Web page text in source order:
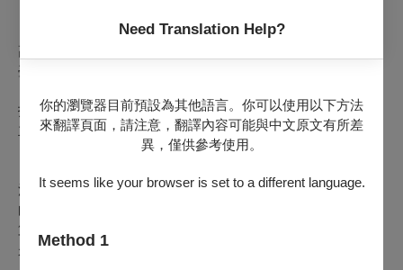
Need Translation Help?
你的瀏覽器目前預設為其他語言。你可以使用以下方法
來翻譯頁面，請注意，翻譯內容可能與中文原文有所差
異，僅供參考使用。
It seems like your browser is set to a different language.
Method 1
高雄場 NT$300、500、800、1000、1500
臺中場 NT$300、500、800、1000
指導單位：文化部
主辦、演出單位：國立臺灣交響樂團
法國音樂既然是這個樂季的主軸之一，聖桑的作品頻繁出現在
曲目中也不足為奇。以聖桑的第三號小提琴協奏曲搭配馬勒的
第一號交響曲，也讓聽眾一窺1880年代歐洲的音樂風景。聖桑
是神童出身，鋒芒早露，出生時蕭邦、李斯特都還活躍，壽命